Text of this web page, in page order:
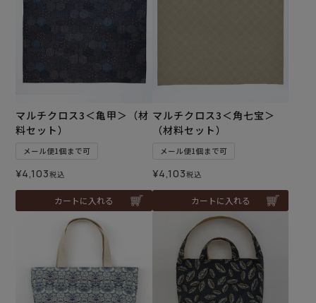
マルチクロス3＜亀甲＞（材
料セット）
メール便1個まで可
¥4,103税込
カートに入れる
マルチクロス3＜角七宝＞
（材料セット）
メール便1個まで可
¥4,103税込
カートに入れる